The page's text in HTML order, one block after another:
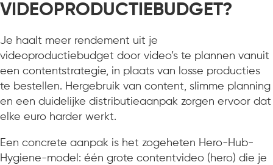
VIDEOPRODUCTIEBUDGET?
Je haalt meer rendement uit je
videoproductiebudget door video’s te plannen vanuit
een contentstrategie, in plaats van losse producties
te bestellen. Hergebruik van content, slimme planning
en een duidelijke distributieaanpak zorgen ervoor dat
elke euro harder werkt.
Een concrete aanpak is het zogeheten Hero-Hub-
Hygiene-model: één grote contentvideo (hero) die je